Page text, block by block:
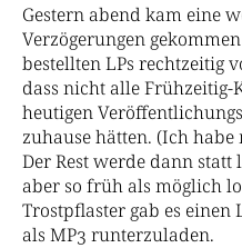
Gestern abend kam eine
Verzögerungen
bestellten LPs rechtzeitig
dass nicht alle Frühzeitig-
heutigen
zuhause hätten. (Ich
Der Rest werde dann statt
aber so früh als möglich
Trostpflaster gab es
als MP3 runterzuladen.